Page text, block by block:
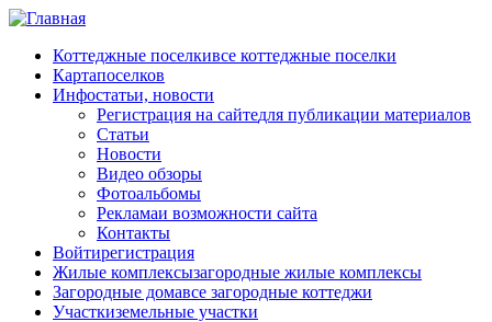
Перейти к основному содержанию
Коттеджные поселкивсе коттеджные поселки
Картапоселков
Инфостатьи, новости
Регистрация на сайтедля публикации материалов
Статьи
Новости
Видео обзоры
Фотоальбомы
Рекламаи возможности сайта
Контакты
Войтирегистрация
Жилые комплексызагородные жилые комплексы
Загородные домавсе загородные коттеджи
Участкиземельные участки